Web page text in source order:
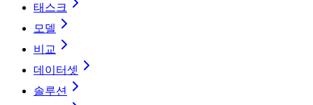
태스크
모델
비교
데이터셋
솔루션